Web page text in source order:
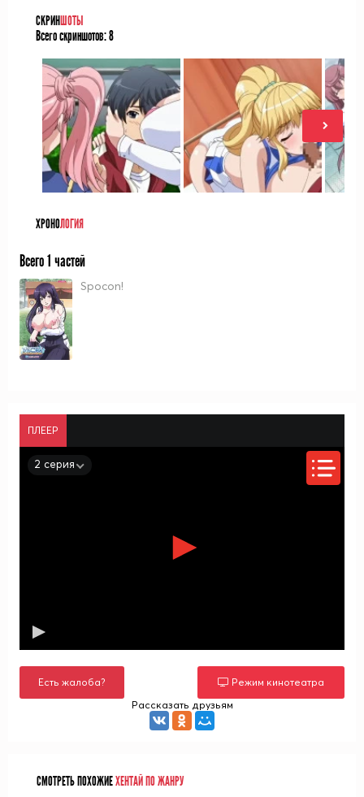
СКРИН ШОТЫ
Всего скриншотов:8
ХРОНОЛОГИЯ
Всего 1 частей
Spocon!
ПЛЕЕР
2 серия
Есть жалоба?
Режим кинотеатра
Рассказать друзьям
СМОТРЕТЬ ПОХОЖИЕХЕНТАЙ ПО ЖАНРУ